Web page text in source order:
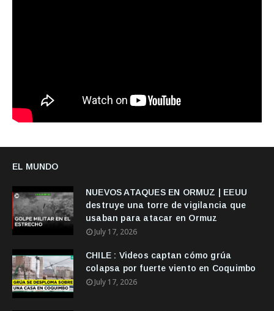
EL MUNDO
NUEVOS ATAQUES EN ORMUZ | EEUU
destruye una torre de vigilancia que
usaban para atacar en Ormuz
July 17, 2026
CHILE : Videos captan cómo grúa
colapsa por fuerte viento en Coquimbo
July 17, 2026